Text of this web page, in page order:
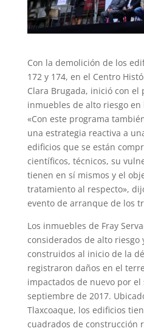
Con la demolición de los
172 y 174, en el Centro
Clara Brugada, inició con el
inmuebles de alto riesgo en
«Con este programa
una estrategia reactiva a
edificios que se están
científicos, técnicos, su
tienen en sí mismos y el
tratamiento al respecto»,
evento de arranque de los
Los inmuebles de Fray
considerados de alto riesgo
construidos al inicio de la
registraron daños en el
impactados de nuevo por el
septiembre de 2017.
Tlaxcoaque, los edificios
cuadrados de construcción